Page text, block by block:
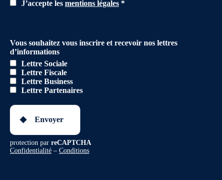
J’accepte les mentions légales *
Vous souhaitez vous inscrire et recevoir nos lettres
d’informations
Lettre Sociale
Lettre Fiscale
Lettre Business
Lettre Partenaires
Envoyer
protection par reCAPTCHA
Confidentialité – Conditions